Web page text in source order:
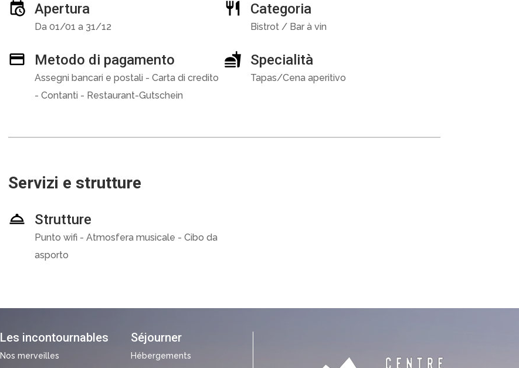
Apertura
Da 01/01 a 31/12
Categoria
Bistrot / Bar à vin
Metodo di pagamento
Assegni bancari e postali - Carta di credito
- Contanti - Restaurant-Gutschein
Specialità
Tapas/Cena aperitivo
Servizi e strutture
Strutture
Punto wifi - Atmosfera musicale - Cibo da
asporto
Les incontournables
Nos merveilles
Séjourner
Hébergements